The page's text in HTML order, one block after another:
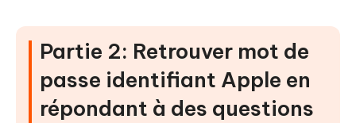
Partie 2: Retrouver mot de
passe identifiant Apple en
répondant à des questions